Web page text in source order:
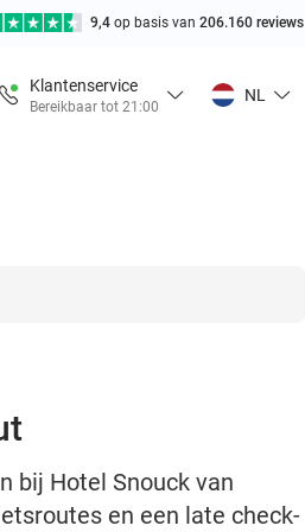
9,4 op basis van 206.160 reviews
Klantenservice
Bereikbaar tot 21:00
NL
bij Hotel Snouck van
en een late check-